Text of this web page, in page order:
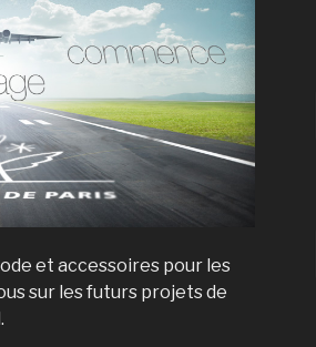
et accessoires pour les
sur les futurs projets de